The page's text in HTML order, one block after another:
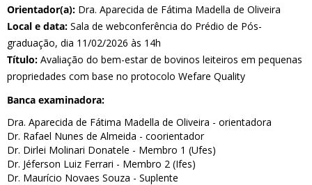
Orientador(a): Dra. Aparecida de Fátima Madella de Oliveira
Local e data: Sala de webconferência do Prédio de Pós-
graduação, dia 11/02/2026 às 14h
Título: Avaliação do bem-estar de bovinos leiteiros em pequenas
propriedades com base no protocolo Wefare Quality
Banca examinadora:
Dra. Aparecida de Fátima Madella de Oliveira - orientadora
Dr. Rafael Nunes de Almeida - coorientador
Dr. Dirlei Molinari Donatele - Membro 1 (Ufes)
Dr. Jéferson Luiz Ferrari - Membro 2 (Ifes)
Dr. Maurício Novaes Souza - Suplente